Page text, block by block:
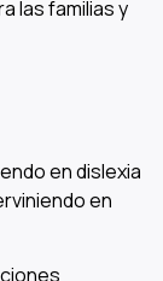
las familias y
en dislexia
en